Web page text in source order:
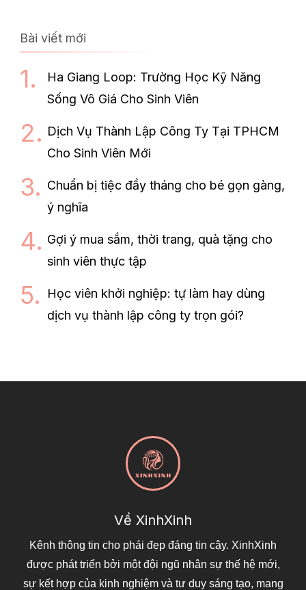
Bài viết mới
Ha Giang Loop: Trường Học Kỹ Năng
Sống Vô Giá Cho Sinh Viên
Dịch Vụ Thành Lập Công Ty Tại TPHCM
Cho Sinh Viên Mới
Chuẩn bị tiệc đầy tháng cho bé gọn gàng,
ý nghĩa
Gợi ý mua sắm, thời trang, quà tặng cho
sinh viên thực tập
Học viên khởi nghiệp: tự làm hay dùng
dịch vụ thành lập công ty trọn gói?
Về XinhXinh
Kênh thông tin cho phái đẹp đáng tin cậy. XinhXinh
được phát triển bởi một đội ngũ nhân sự thế hệ mới,
sự kết hợp của kinh nghiệm và tư duy sáng tạo, mang